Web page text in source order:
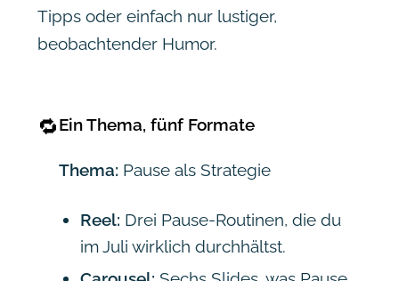
Tipps oder einfach nur lustiger,
beobachtender Humor.
🔁Ein Thema, fünf Formate
Thema: Pause als Strategie
Reel: Drei Pause-Routinen, die du
im Juli wirklich durchhältst.